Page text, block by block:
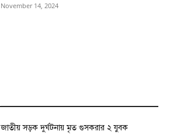
November 14, 2024
জাতীয় সড়ক দুর্ঘটনায় মৃত গুসকরার ২ যুবক